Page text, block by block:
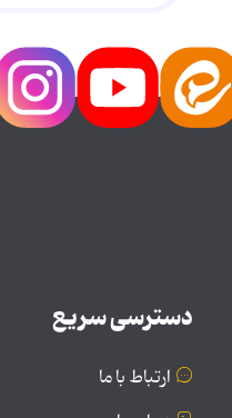
دسترسی سریع
ارتباط با ما